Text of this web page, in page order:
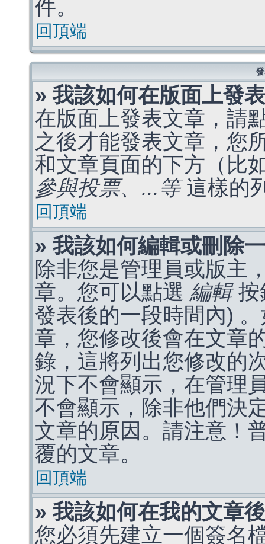
件。
回頂端
» 我該如何在版面上發
在版面上發表文章，請
之後才能發表文章，您
和文章頁面的下方（比
參與投票、...等這樣的
回頂端
» 我該如何編輯或刪除
除非您是管理員或版主
章。您可以點選 編輯按
發表後的一段時間內)
章，您修改後會在文章
錄，這將列出您修改的
況下不會顯示，在管理
不會顯示，除非他們決
文章的原因。請注意！
覆的文章。
回頂端
» 我該如何在我的文章
您必須先建立一個簽名